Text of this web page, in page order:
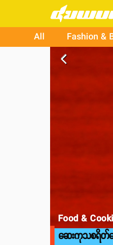
All
Fashion &
arrow_back_ios
Food &
ဆေးကုသစရိတ်လ